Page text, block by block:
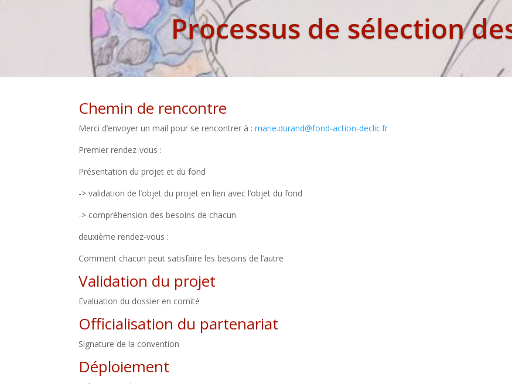
Processus de sélection
Chemin de rencontre
Merci d’envoyer un mail pour se rencontrer à :marie.durand@fond-action-declic.fr
Premier rendez-vous :
Présentation duprojet et du fond
-> validation del’objet du projet enlien avec l’objet dufond
-> compréhension des besoins de chacun
deuxième rendez-vous :
Comment chacun peut satisfaire les besoins de l’autre
Validation du projet
Evaluation du dossier en comité
Officialisation du partenariat
Signature de la convention​
Déploiement